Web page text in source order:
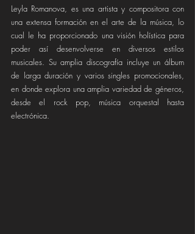
Leyla Romanova, es una artista y compositora con
una extensa formación en el arte de la música, lo
cual le ha proporcionado una visión holística para
poder así desenvolverse en diversos estilos
musicales. Su amplia discografía incluye un álbum
de larga duración y varios singles promocionales,
en donde explora una amplia variedad de géneros,
desde el rock pop, música orquestal hasta
electrónica.